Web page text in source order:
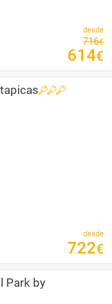
desde
716€
614€
desde
722€
Park by